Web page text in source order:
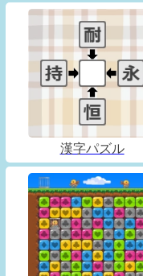
漢字パズル